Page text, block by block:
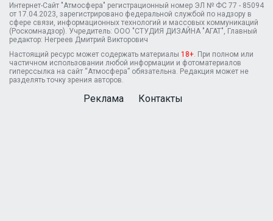
Интернет-Сайт "Атмосфера" регистрационный номер ЭЛ № ФС 77 - 85094
от 17.04.2023, зарегистрировано федеральной службой по надзору в
сфере связи, информационных технологий и массовых коммуникаций
(Роскомнадзор). Учредитель: ООО "СТУДИЯ ДИЗАЙНА "АГАТ", Главный
редактор: Негреев Дмитрий Викторович
Настоящий ресурс может содержать материалы 18+ . При полном или
частичном использовании любой информации и фотоматериалов
гиперссылка на сайт “Атмосфера” обязательна. Редакция может не
разделять точку зрения авторов.
Реклама Контакты